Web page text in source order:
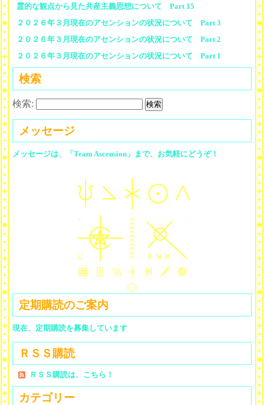
霊的な観点から見た共産主義思想について Part 15
２０２６年３月現在のアセンションの状況について Part 3
２０２６年３月現在のアセンションの状況について Part 2
２０２６年３月現在のアセンションの状況について Part 1
検索
検索:
メッセージ
メッセージは、「Team Ascension」まで、お気軽にどうぞ！
定期購読のご案内
現在、定期購読を募集しています
ＲＳＳ購読
ＲＳＳ購読は、こちら！
カテゴリー